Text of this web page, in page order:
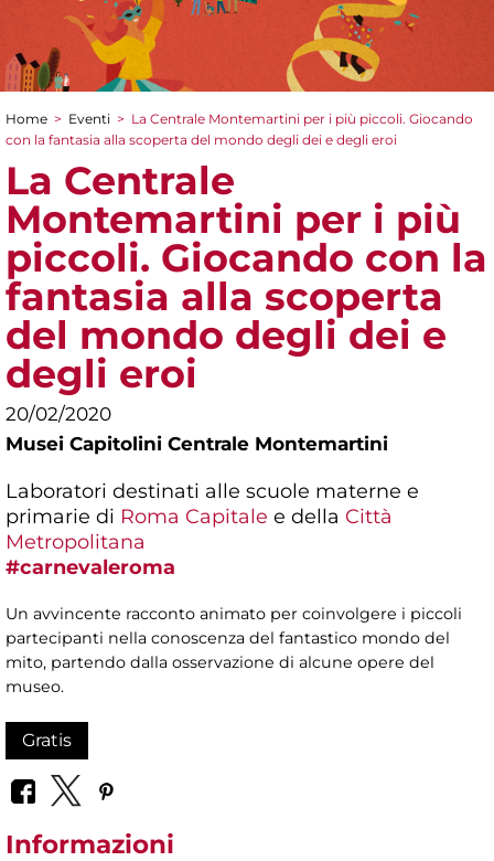
Tu sei qui
Home > Eventi > La Centrale Montemartini per i più piccoli. Giocando
con la fantasia alla scoperta del mondo degli dei e degli eroi
La Centrale
Montemartini per i più
piccoli. Giocando con la
fantasia alla scoperta
del mondo degli dei e
degli eroi
20/02/2020
Musei Capitolini Centrale Montemartini
Laboratori destinati alle scuole materne e
primarie di Roma Capitale e della Città
Metropolitana
#carnevaleroma
Un avvincente racconto animato per coinvolgere i piccoli
partecipanti nella conoscenza del fantastico mondo del
mito, partendo dalla osservazione di alcune opere del
museo.
Gratis
Informazioni